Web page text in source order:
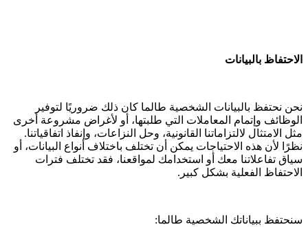
الاحتفاظ بالبيانات
نحن نحتفظ بالبيانات الشخصية طالما كان ذلك ضروريًا لتوفير
الوظائف وإتمام المعاملات التي طلبتها، أو لأغراض مشروعة أخرى
مثل الامتثال لالتزاماتنا القانونية، وحل النزاعات، وإنفاذ اتفاقياتنا.
نظرًا لأن هذه الاحتياجات يمكن أن تختلف باختلاف أنواع البيانات، أو
سياق تفاعلاتنا معك أو استخدامك لمواقعنا، فقد تختلف فترات
الاحتفاظ الفعلية بشكل كبير.
سنحتفظ ببياناتك الشخصية طالما: